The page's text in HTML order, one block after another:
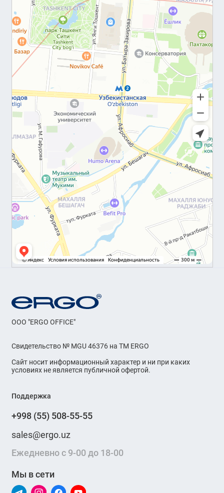
OOO "ERGO OFFICE"
Свидетельство № MGU 46376 на ТМ ERGO
Сайт носит информационный характер и ни при каких
условиях не является публичной офертой.
Поддержка
+998 (55) 508-55-55
sales@ergo.uz
Ежедневно с 9-00 до 18-00
Мы в сети